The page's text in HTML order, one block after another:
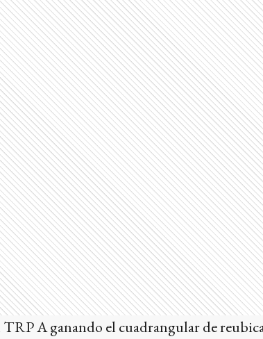
A ganando el cuadrangular de